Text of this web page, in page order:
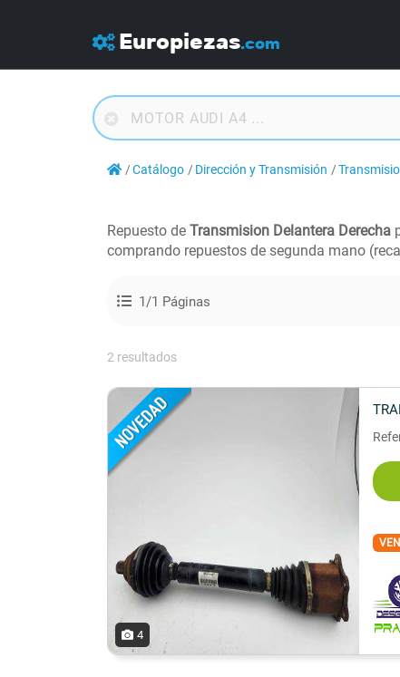
Europiezas.com
Catálogo Dirección y Transmisión
Repuesto de Transmision Delantera Derecha
comprando repuestos de segunda mano
1/1 Páginas
2 resultados
4